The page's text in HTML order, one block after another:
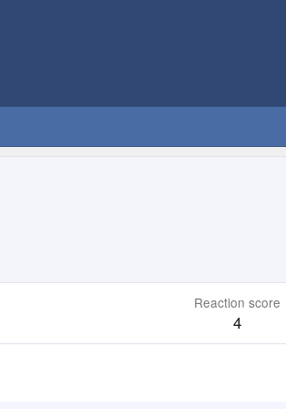
Reaction score
4